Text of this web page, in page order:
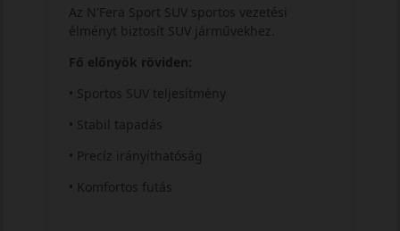
Az N'Fera Sport SUV sportos vezetési
élményt biztosít SUV járművekhez.
Fő előnyök röviden:
• Sportos SUV teljesítmény
• Stabil tapadás
• Precíz irányíthatóság
• Komfortos futás